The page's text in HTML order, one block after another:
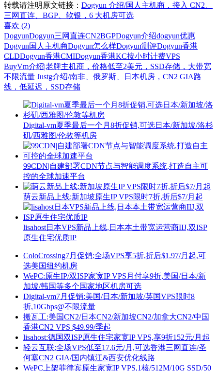
转载请注明原文链接： Dogyun 介绍/国人主机商，接入 CN2、
三网直连、BGP、软银，6 大机房可选
喜欢 (2)
DogyunDogyun三网直连CN2BGPDogyun介绍dogyun优惠
Dogyun国人主机商Dogyun怎么样Dogyun测评Dogyun香港
CLDDogyun香港CMIDogyun香港KC按小时计费VPS
BuyVm介绍|老牌主机商，价格低至2美元，SSD存储，大带宽
不限流量 Justg介绍/南非、俄罗斯、日本机房，CN2 GIA路
线，低延迟，SSD存储
Digital-vm夏季最后一个月8折促销,可选日本/新加坡/洛杉
矶/西雅图/伦敦等机房
99CDN|自建部署CDN节点与智能调度系统,打造自主可
控的全球加速平台
荫云新品上线:新加坡原生IP VPS限时7折,折后$7/月起
lisahost日本VPS新品上线,日本本土带宽运营商IIJ,双ISP
原生住宅优质IP
ColoCrossing7月促销:全场VPS享5折,折后$1.97/月起,可
选美国纽约机房
WePC:原生IP/双ISP家宽IP VPS月付享9折,美国/日本/新
加坡/韩国等多个国家地区机房可选
Digital-vm7月促销:美国/日本/新加坡/英国VPS限时8
折,10Gbps@不限流量
搬瓦工:美国CN2/日本CN2/新加坡CN2/加拿大CN2/中国
香港CN2 VPS $49.99/季起
lisahost:德国双ISP原生住宅家宽IP VPS,享9折152元/月起
轻云互联:全场VPS低至17.6元/月,可选香港三网直连/圣
何塞CN2 GIA/国内镇江&西安优化线路
WePC上架菲律宾原生家宽IP VPS,1核/512M/10G SSD/50